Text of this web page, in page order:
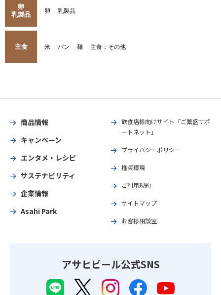
卵
乳製品
卵 乳製品
主食 米 パン 麺 主食：その他
商品情報
キャンペーン
エンタメ・レシピ
サステナビリティ
企業情報
Asahi Park
飲食店様向けサイト「ご繁盛サポ
ートネット」
プライバシーポリシー
推奨環境
ご利用規約
サイトマップ
お客様相談室
アサヒビール公式SNS